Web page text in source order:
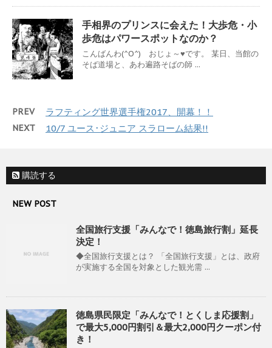
手相界のプリンスに会えた！大歩危・小
歩危はパワースポットなのか？
こんばんわ(^O^) おじょ～♥です。 某日、当館の
そば道場と、あわ遍路そばの師 ...
PREV ラフティング世界選手権2017、開幕！！
NEXT 10/7 ユース･ジュニア スラローム結果!!
購読する
NEW POST
全国旅行支援「みんなで！徳島旅行割」延長
決定！
◆全国旅行支援とは？ 「全国旅行支援」とは、政府
が実施する全国を対象とした観光需 ...
徳島県民限定「みんなで！とくしま応援割」
で最大5,000円割引＆最大2,000円クーポン付
き！